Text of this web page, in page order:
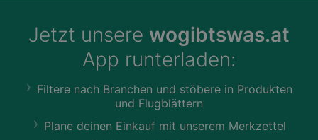
Jetzt unsere wogibtswas.at
App runterladen:
Filtere nach Branchen und stöbere in Produkten
und Flugblättern
Plane deinen Einkauf mit unserem Merkzettel